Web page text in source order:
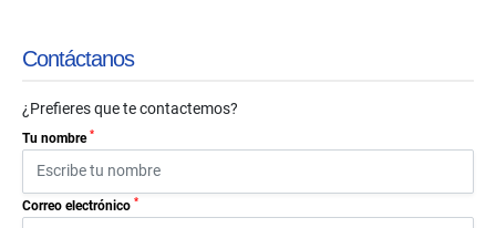
Contáctanos
¿Prefieres que te contactemos?
Tu nombre *
Correo electrónico *